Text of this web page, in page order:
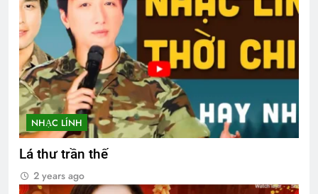
NHẠC LÍNH
Lá thư trần thế
2 years ago